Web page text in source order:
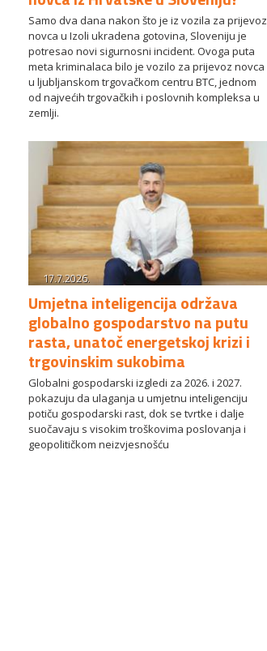
Samo dva dana nakon što je iz vozila za prijevoz
novca u Izoli ukradena gotovina, Sloveniju je
potresao novi sigurnosni incident. Ovoga puta
meta kriminalaca bilo je vozilo za prijevoz novca
u ljubljanskom trgovačkom centru BTC, jednom
od najvećih trgovačkih i poslovnih kompleksa u
zemlji.
17.7.2026.
Umjetna inteligencija održava
globalno gospodarstvo na putu
rasta, unatoč energetskoj krizi i
trgovinskim sukobima
Globalni gospodarski izgledi za 2026. i 2027.
pokazuju da ulaganja u umjetnu inteligenciju
potiču gospodarski rast, dok se tvrtke i dalje
suočavaju s visokim troškovima poslovanja i
geopolitičkom neizvjesnošću